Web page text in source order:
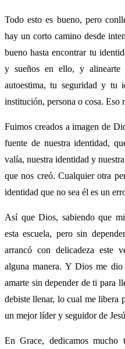
Todo esto es bueno, pero
hay un corto camino desde
bueno hasta encontrar tu
y sueños en ello, y alinearte
autoestima, tu seguridad y tu
institución, persona o cosa. Eso
Fuimos creados a imagen de
fuente de nuestra identidad,
valía, nuestra identidad y
que nos creó. Cualquier otra
identidad que no sea él es un
Así que Dios, sabiendo que
esta escuela, pero sin
arrancó con delicadeza este
alguna manera. Y Dios me
amarte sin depender de ti para
debiste llenar, lo cual me libera
un mejor líder y seguidor de
En Grace, dedicamos